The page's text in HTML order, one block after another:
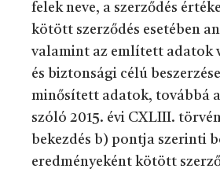
felek neve, a szerződés
kötött szerződés esetében
valamint az említett adatok
és biztonsági célú
minősített adatok, továbbá
szóló 2015. évi CXLIII.
bekezdés b) pontja szerinti
eredményeként kötött